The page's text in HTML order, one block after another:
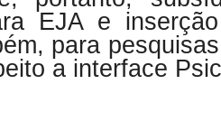
EJA e
para
a interface